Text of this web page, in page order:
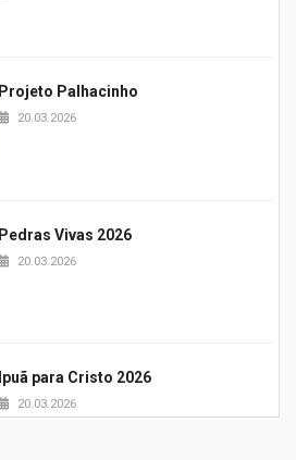
Projeto Palhacinho
20.03.2026
Pedras Vivas 2026
20.03.2026
Ipuã para Cristo 2026
20.03.2026